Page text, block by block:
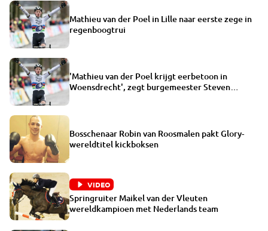
Mathieu van der Poel in Lille naar eerste zege in
regenboogtrui
'Mathieu van der Poel krijgt eerbetoon in
Woensdrecht', zegt burgemeester Steven
Bosschenaar Robin van Roosmalen pakt Glory-
wereldtitel kickboksen
VIDEO
Springruiter Maikel van der Vleuten
wereldkampioen met Nederlands team